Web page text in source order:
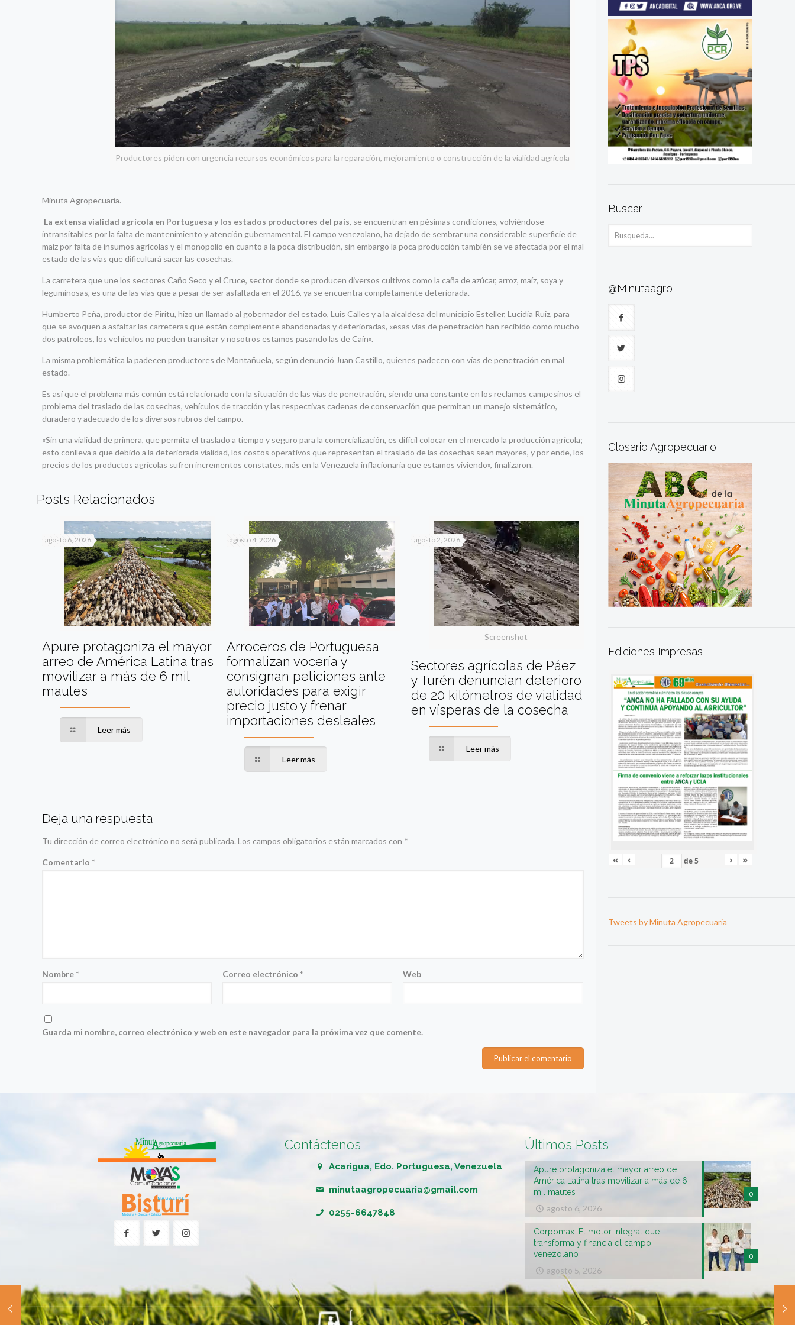
Productores piden con urgencia recursos económicos para la reparación, mejoramiento o construcción de la vialidad agrícola
Minuta Agropecuaria.-
La extensa vialidad agrícola en Portuguesa y los estados productores del país, se encuentran en pésimas condiciones, volviéndose
intransitables por la falta de mantenimiento y atención gubernamental. El campo venezolano, ha dejado de sembrar una considerable superficie de
maíz por falta de insumos agrícolas y el monopolio en cuanto a la poca distribución, sin embargo la poca producción también se ve afectada por el mal
estado de las vías que dificultará sacar las cosechas.
La carretera que une los sectores Caño Seco y el Cruce, sector donde se producen diversos cultivos como la caña de azúcar, arroz, maíz, soya y
leguminosas, es una de las vías que a pesar de ser asfaltada en el 2016, ya se encuentra completamente deteriorada.
Humberto Peña, productor de Piritu, hizo un llamado al gobernador del estado, Luis Calles y a la alcaldesa del municipio Esteller, Lucidia Ruiz, para
que se avoquen a asfaltar las carreteras que están complemente abandonadas y deterioradas, «esas vías de penetración han recibido como mucho
dos patroleos, los vehículos no pueden transitar y nosotros estamos pasando las de Caín».
La misma problemática la padecen productores de Montañuela, según denunció Juan Castillo, quienes padecen con vías de penetración en mal
estado.
Es así que el problema más común está relacionado con la situación de las vías de penetración, siendo una constante en los reclamos campesinos el
problema del traslado de las cosechas, vehículos de tracción y las respectivas cadenas de conservación que permitan un manejo sistemático,
duradero y adecuado de los diversos rubros del campo.
«Sin una vialidad de primera, que permita el traslado a tiempo y seguro para la comercialización, es difícil colocar en el mercado la producción agrícola;
esto conlleva a que debido a la deteriorada vialidad, los costos operativos que representan el traslado de las cosechas sean mayores, y por ende, los
precios de los productos agrícolas sufren incrementos constates, más en la Venezuela inflacionaria que estamos viviendo», finalizaron.
Posts Relacionados
agosto 6, 2026
Apure protagoniza el mayor
arreo de América Latina tras
movilizar a más de 6 mil
mautes
Leer más
agosto 4, 2026
Arroceros de Portuguesa
formalizan vocería y
consignan peticiones ante
autoridades para exigir
precio justo y frenar
importaciones desleales
Leer más
Screenshot
agosto 2, 2026
Sectores agrícolas de Páez
y Turén denuncian deterioro
de 20 kilómetros de vialidad
en vísperas de la cosecha
Leer más
Deja una respuesta
Tu dirección de correo electrónico no será publicada. Los campos obligatorios están marcados con *
Comentario*
Nombre* Correo electrónico* Web
Guarda mi nombre, correo electrónico y web en este navegador para la próxima vez que comente.
Buscar
@Minutaagro
Glosario Agropecuario
Ediciones Impresas
« ‹ de5 › »
Tweets by Minuta Agropecuaria
Contáctenos
Acarigua, Edo. Portuguesa, Venezuela
minutaagropecuaria@gmail.com
0255-6647848
Últimos Posts
0
Apure protagoniza el mayor arreo de
América Latina tras movilizar a más de 6
mil mautes
agosto 6, 2026
0
Corpomax: El motor integral que
transforma y financia el campo
venezolano
agosto 5, 2026